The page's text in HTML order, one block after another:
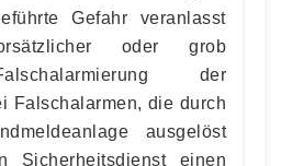
Gefahr veranlasst
oder grob
der
Falschalarmen, die durch
ausgelöst
Sicherheitsdienst einen